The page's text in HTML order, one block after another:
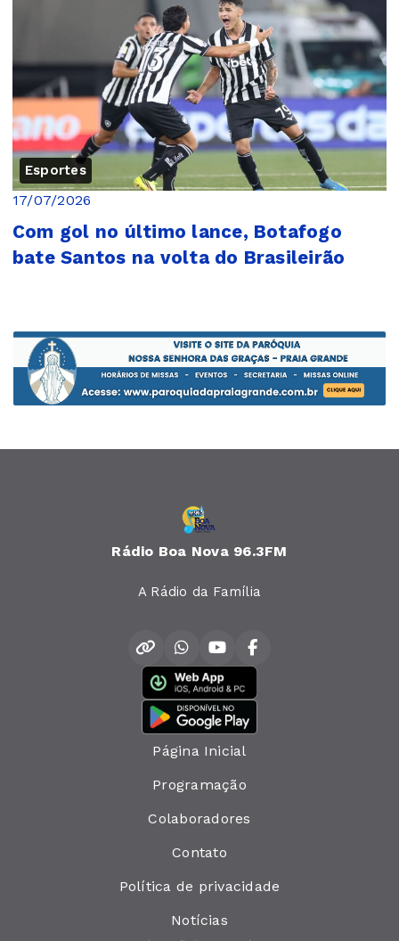
Esportes
17/07/2026
Com gol no último lance, Botafogo
bate Santos na volta do Brasileirão
Rádio Boa Nova 96.3FM
A Rádio da Família
Página Inicial
Programação
Colaboradores
Contato
Política de privacidade
Notícias